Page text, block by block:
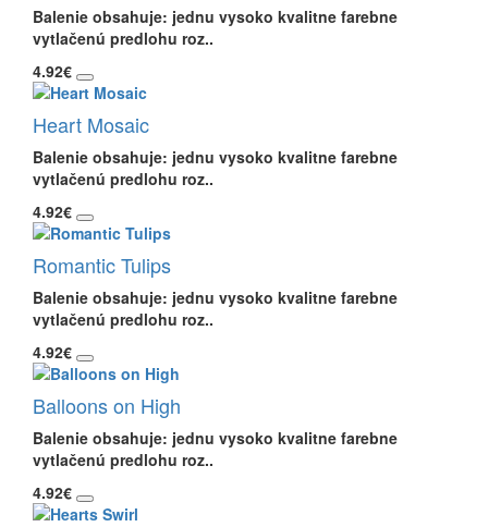
Balenie obsahuje: jednu vysoko kvalitne farebne
vytlačenú predlohu roz..
4.92€
Heart Mosaic
Balenie obsahuje: jednu vysoko kvalitne farebne
vytlačenú predlohu roz..
4.92€
Romantic Tulips
Balenie obsahuje: jednu vysoko kvalitne farebne
vytlačenú predlohu roz..
4.92€
Balloons on High
Balenie obsahuje: jednu vysoko kvalitne farebne
vytlačenú predlohu roz..
4.92€